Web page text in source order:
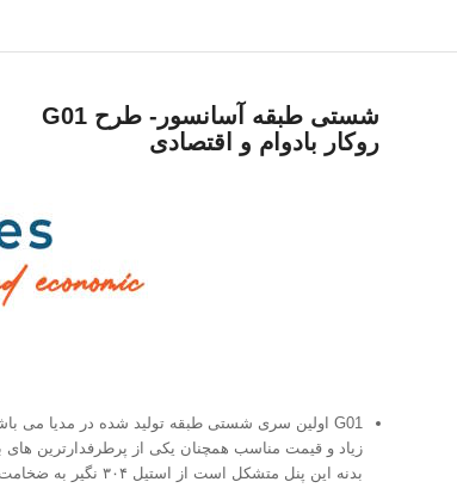
شستی طبقه آسانسور- طرح G01
روکار بادوام و اقتصادی
زیاد و قیمت مناسب همچنان یکی از پرطرفدارترین های